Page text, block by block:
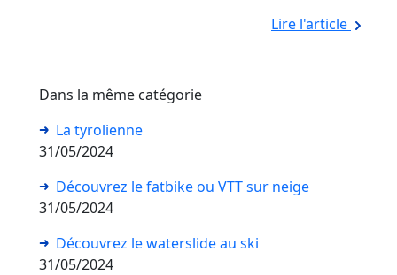
Lire l'article
Dans la même catégorie
La tyrolienne
31/05/2024
Découvrez le fatbike ou VTT sur neige
31/05/2024
Découvrez le waterslide au ski
31/05/2024